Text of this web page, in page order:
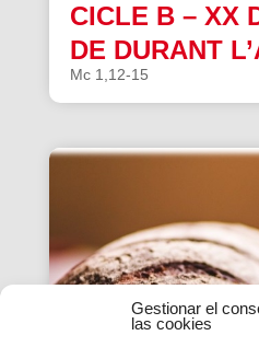
Gestionar el
las cookies
CICLE B – XX
DE DURANT
Mc 1,12-15